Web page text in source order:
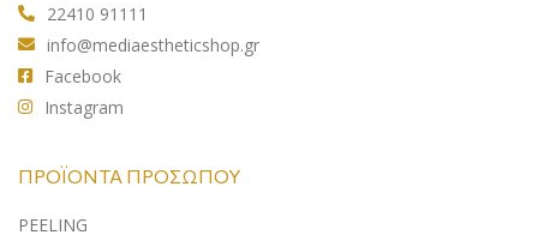
22410 91111
info@mediaestheticshop.gr
Facebook
Instagram
ΠΡΟΪΌΝΤΑ ΠΡΟΣΏΠΟΥ
PEELING